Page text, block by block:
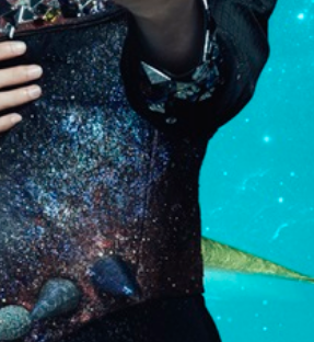
高橋美紀のおんぷの気持ち
♪ in アニメイトタイムズ